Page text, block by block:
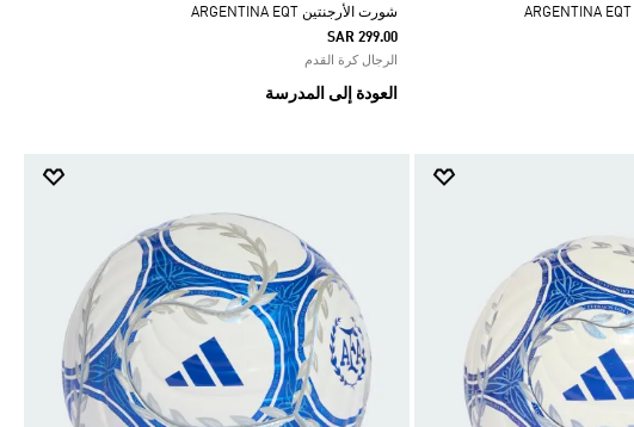
شورت الأرجنتين ARGENTINA EQT
SAR 299.00
الرجال كرة القدم
العودة إلى المدرسة